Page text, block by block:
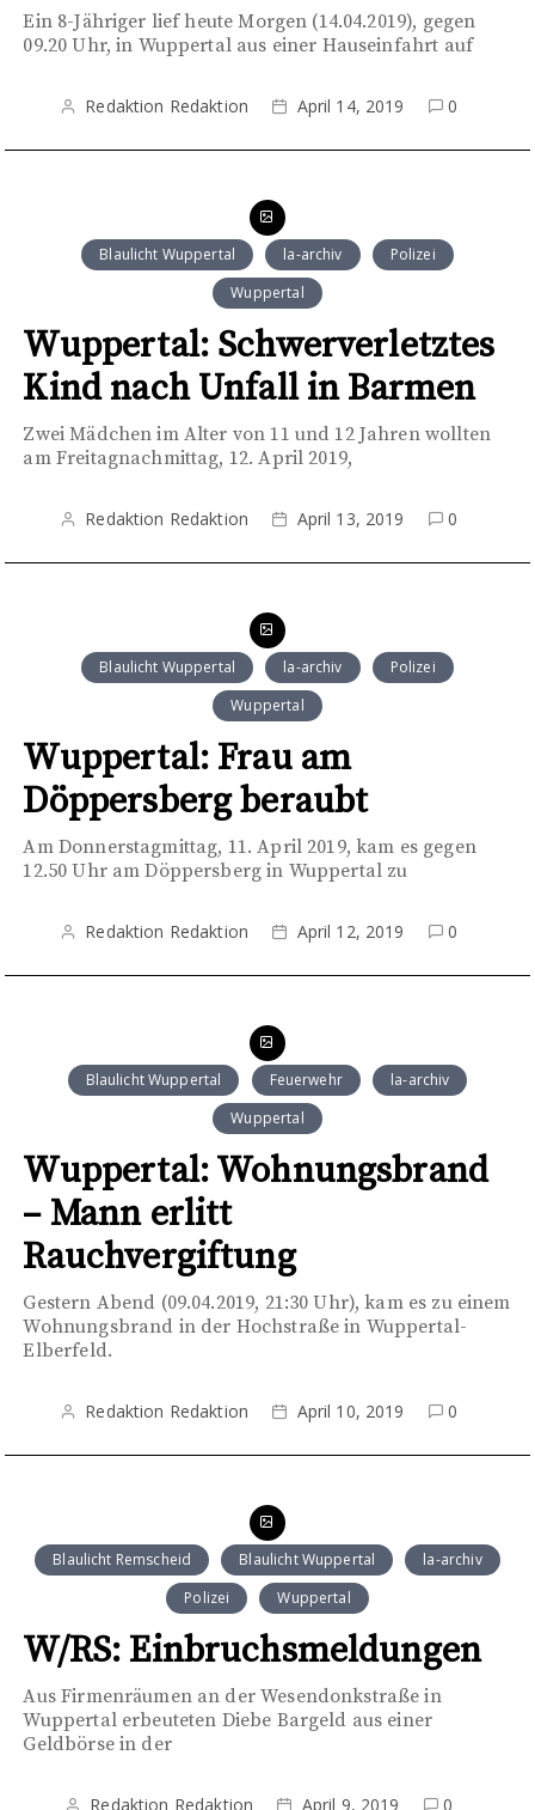
Ein 8-Jähriger lief heute Morgen (14.04.2019), gegen
09.20 Uhr, in Wuppertal aus einer Hauseinfahrt auf
Redaktion Redaktion April 14, 2019 0
Blaulicht Wuppertal la-archiv
Polizei
Wuppertal
Wuppertal: Schwerverletztes
Kind nach Unfall in Barmen
Zwei Mädchen im Alter von 11 und 12 Jahren wollten
am Freitagnachmittag, 12. April 2019,
Redaktion Redaktion April 13, 2019 0
Blaulicht Wuppertal la-archiv
Polizei
Wuppertal
Wuppertal: Frau am
Döppersberg beraubt
Am Donnerstagmittag, 11. April 2019, kam es gegen
12.50 Uhr am Döppersberg in Wuppertal zu
Redaktion Redaktion April 12, 2019 0
Blaulicht Wuppertal Feuerwehr
la-archiv
Wuppertal
Wuppertal: Wohnungsbrand
– Mann erlitt
Rauchvergiftung
Gestern Abend (09.04.2019, 21:30 Uhr), kam es zu einem
Wohnungsbrand in der Hochstraße in Wuppertal-
Elberfeld.
Redaktion Redaktion April 10, 2019 0
Blaulicht Remscheid Blaulicht Wuppertal
la-archiv
Polizei
Wuppertal
W/RS: Einbruchsmeldungen
Aus Firmenräumen an der Wesendonkstraße in
Wuppertal erbeuteten Diebe Bargeld aus einer
Geldbörse in der
Redaktion Redaktion April 9, 2019 0